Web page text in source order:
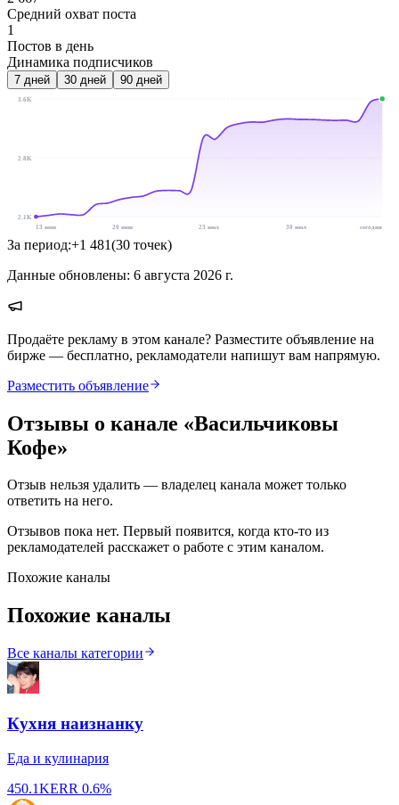
Средний охват поста
1
Постов в день
Динамика подписчиков
7 дней 30 дней 90 дней
3.6K
2.8K
2.1K
13 июн
20 июн 23 июл 30 июл сегодня
За период:+1 481(30 точек)
Данные обновлены: 6 августа 2026 г.
Продаёте рекламу в этом канале? Разместите объявление на
бирже — бесплатно, рекламодатели напишут вам напрямую.
Разместить объявление
Отзывы о канале «Васильчиковы
Кофе»
Отзыв нельзя удалить — владелец канала может только
ответить на него.
Отзывов пока нет. Первый появится, когда кто-то из
рекламодателей расскажет о работе с этим каналом.
Похожие каналы
Похожие каналы
Все каналы категории
Кухня наизнанку
Еда и кулинария
450.1KERR 0.6%